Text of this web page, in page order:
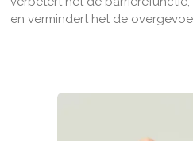
en vermindert het de